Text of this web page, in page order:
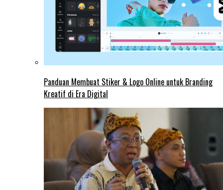
Panduan Membuat Stiker & Logo Online untuk Branding
Kreatif di Era Digital